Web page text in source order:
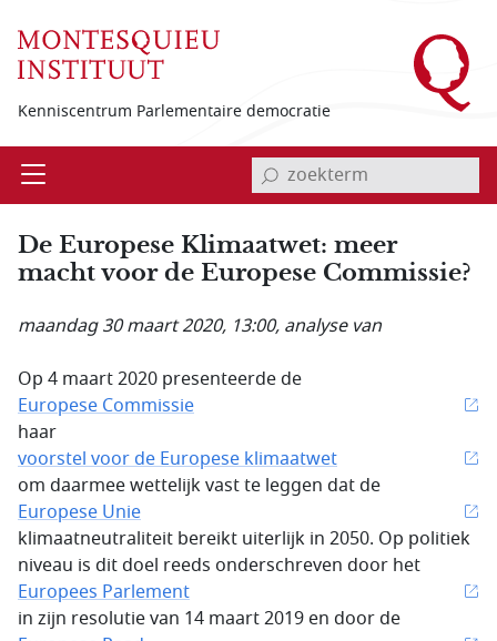
Kenniscentrum Parlementaire democratie
Open invoerveld zoekterm
De Europese Klimaatwet: meer
macht voor de Europese Commissie?
maandag 30 maart 2020, 13:00, analyse van
Op 4 maart 2020 presenteerde de
Europese Commissie
haar
voorstel voor de Europese klimaatwet
om daarmee wettelijk vast te leggen dat de
Europese Unie
klimaatneutraliteit bereikt uiterlijk in 2050. Op politiek
niveau is dit doel reeds onderschreven door het
Europees Parlement
in zijn resolutie van 14 maart 2019 en door de